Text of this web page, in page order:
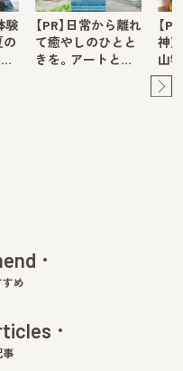
験
の
…
【PR】日常から離れ
て癒やしのひとと
きを。アートと…
【
神
山
すめ
事